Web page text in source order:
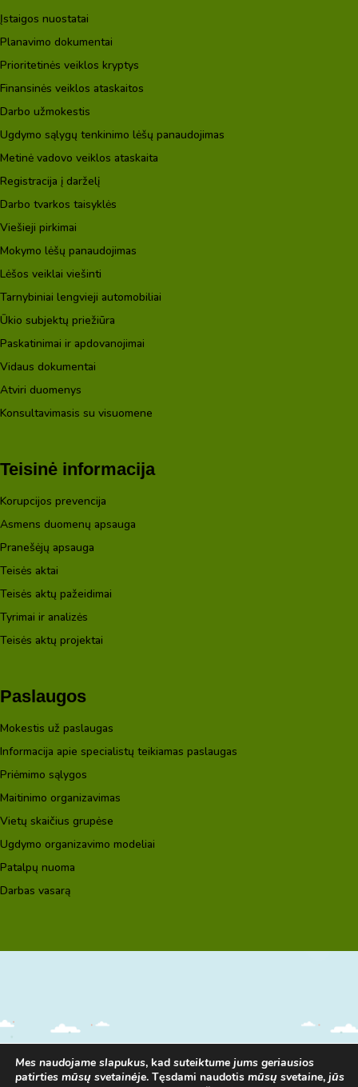
Įstaigos nuostatai
Planavimo dokumentai
Prioritetinės veiklos kryptys
Finansinės veiklos ataskaitos
Darbo užmokestis
Ugdymo sąlygų tenkinimo lėšų panaudojimas
Metinė vadovo veiklos ataskaita
Registracija į darželį
Darbo tvarkos taisyklės
Viešieji pirkimai
Mokymo lėšų panaudojimas
Lėšos veiklai viešinti
Tarnybiniai lengvieji automobiliai
Ūkio subjektų priežiūra
Paskatinimai ir apdovanojimai
Vidaus dokumentai
Atviri duomenys
Konsultavimasis su visuomene
Teisinė informacija
Korupcijos prevencija
Asmens duomenų apsauga
Pranešėjų apsauga
Teisės aktai
Teisės aktų pažeidimai
Tyrimai ir analizės
Teisės aktų projektai
Paslaugos
Mokestis už paslaugas
Informacija apie specialistų teikiamas paslaugas
Priėmimo sąlygos
Maitinimo organizavimas
Vietų skaičius grupėse
Ugdymo organizavimo modeliai
Patalpų nuoma
Darbas vasarą
Mes naudojame slapukus, kad suteiktume jums geriausios
patirties mūsų svetainėje. Tęsdami naudotis mūsų svetaine, jūs